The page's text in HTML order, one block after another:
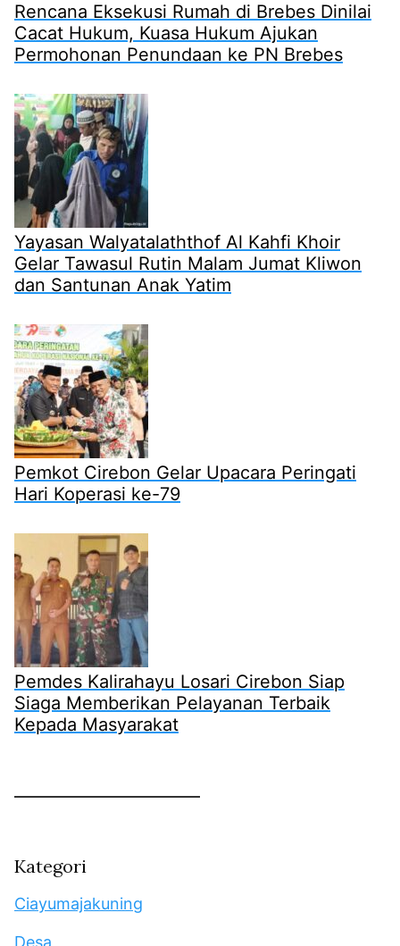
Rencana Eksekusi Rumah di Brebes Dinilai
Cacat Hukum, Kuasa Hukum Ajukan
Permohonan Penundaan ke PN Brebes
Yayasan Walyatalaththof Al Kahfi Khoir
Gelar Tawasul Rutin Malam Jumat Kliwon
dan Santunan Anak Yatim
Pemkot Cirebon Gelar Upacara Peringati
Hari Koperasi ke-79
Pemdes Kalirahayu Losari Cirebon Siap
Siaga Memberikan Pelayanan Terbaik
Kepada Masyarakat
Kategori
Ciayumajakuning
Desa